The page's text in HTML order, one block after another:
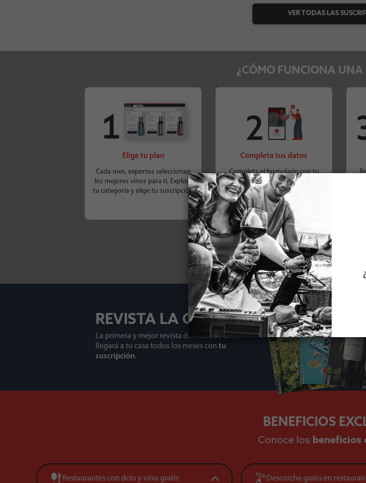
VER TODAS LAS
¿CÓMO FUNCIONA UNA
Elige tu plan
Cada mes, expertos seleccionan
los mejores vinos para ti. Explora
tu categoría y elige tu suscripción
Completa tus datos
Completa el formulario con tu
información, realiza el pago y
confirma tus datos.
QUIERO SABER
REVISTA LA CAV
La primera y mejor revista de vinos de Chile
llegará a tu casa todos los meses con tu
suscripción.
BENEFICIOS
Conoce los beneficios
Restaurantes con dcto y vino gratis Descorche gratis en